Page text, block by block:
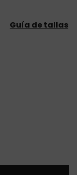
Guía de tallas